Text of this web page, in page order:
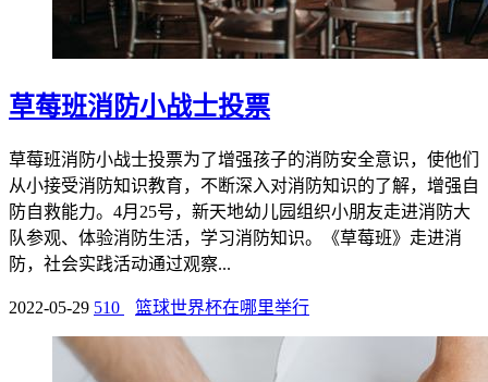
草莓班消防小战士投票
草莓班消防小战士投票为了增强孩子的消防安全意识，使他们
从小接受消防知识教育，不断深入对消防知识的了解，增强自
防自救能力。4月25号，新天地幼儿园组织小朋友走进消防大
队参观、体验消防生活，学习消防知识。《草莓班》走进消
防，社会实践活动通过观察...
2022-05-29 510 篮球世界杯在哪里举行